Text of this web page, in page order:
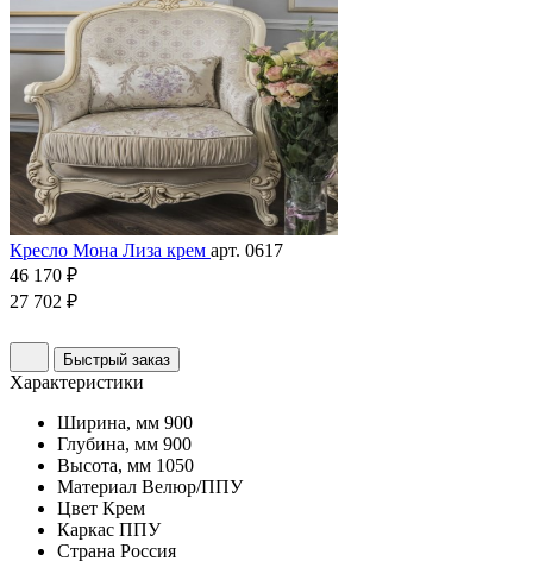
Кресло Мона Лиза крем арт. 0617
46 170 ₽
27 702 ₽
Быстрый заказ
Характеристики
Ширина, мм 900
Глубина, мм 900
Высота, мм 1050
Материал Велюр/ППУ
Цвет Крем
Каркас ППУ
Страна Россия